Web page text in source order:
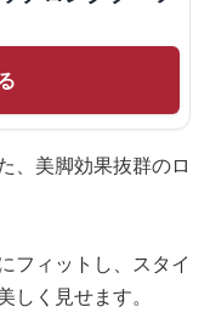
、美脚効果抜群のロ
フィットし、スタイ
く見せます。